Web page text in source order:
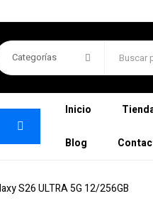
Categorías
Inicio
Blog
S26 ULTRA 5G 12/256GB